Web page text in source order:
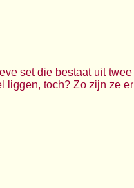
set die bestaat uit twee
liggen, toch? Zo zijn ze er